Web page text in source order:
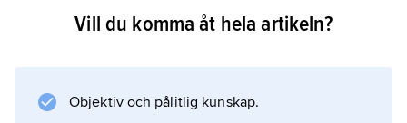
Cirkusföreställningen framförs vanligen i en
[uttalas maneʹsj]. Publiken sitter på läktare
Vill du komma åt hela artikeln?
Objektiv och pålitlig kunskap.